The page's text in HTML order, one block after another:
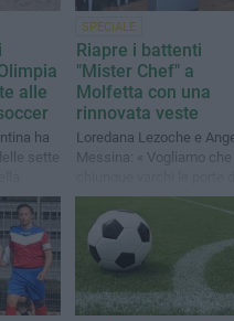
alle
ha
sette
SPECIALE
Riapre i battenti
"Mister Chef" a
Molfetta con una
rinnovata veste
Loredana Lezoche e
Messina: « Vogliamo che
Mister Chef possa
realmente sentirsi a